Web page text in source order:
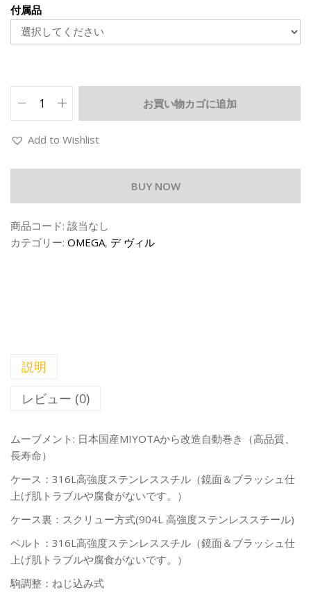
付属品
お買い物カゴに追加
Add to Wishlist
BUY NOW
商品コード: 該当なし
カテゴリー: OMEGA, デ ヴィル
説明
レビュー (0)
ムーブメント: 日本国産MIYOTAから改造自動巻き（高品質、
長寿命）
ケース：316L高強度ステンレススチル（鏡面＆ブラッシュ仕
上げ肌トラブルや腐食がないです。）
ケース裏：スクリュー方式(904L 高強度ステンレススチール)
ベルト：316L高強度ステンレススチル（鏡面＆ブラッシュ仕
上げ肌トラブルや腐食がないです。）
駒調整：ねじ込み式